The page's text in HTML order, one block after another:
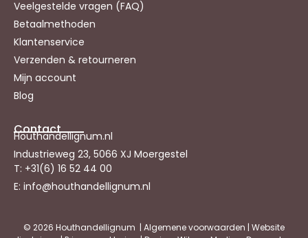
Veelgestelde vragen (FAQ)
Betaalmethoden
Klantenservice
Verzenden & retourneren
Mijn account
Blog
Contact
Houthandellignum.nl
Industrieweg 23, 5066 XJ Moergestel
T: +31(6) 16 52 44 00
E: info@houthandellignum.nl
© 2026 Houthandellignum | Algemene voorwaarden | Website